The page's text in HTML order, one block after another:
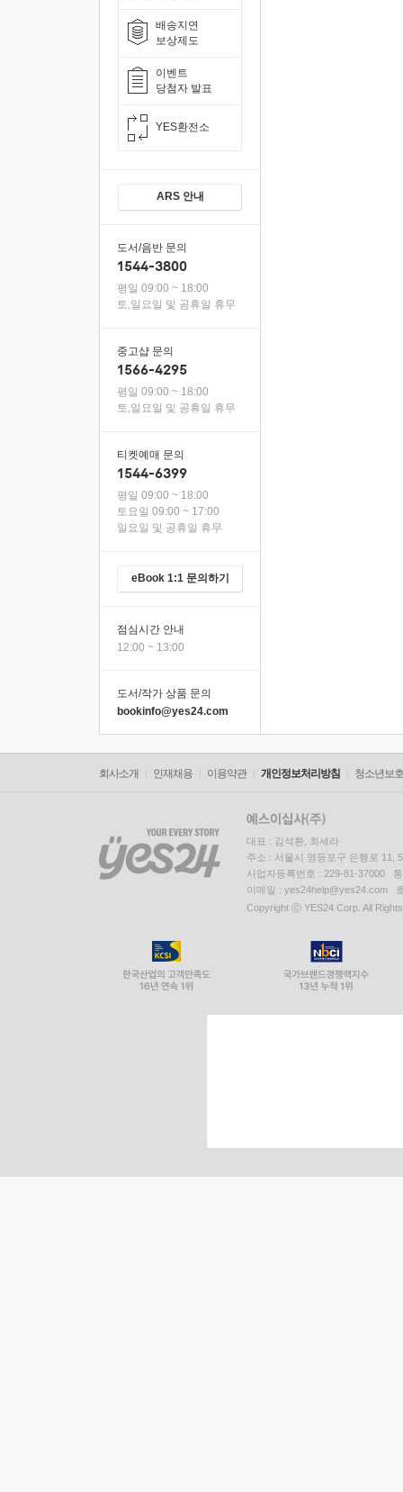
배송지연
보상제도
이벤트
당첨자 발표
YES환전소
ARS 안내
도서/음반 문의
1544-3800
평일 09:00 ~ 18:00
토,일요일 및 공휴일 휴무
중고샵 문의
1566-4295
평일 09:00 ~ 18:00
토,일요일 및 공휴일 휴무
티켓예매 문의
1544-6399
평일 09:00 ~ 18:00
토요일 09:00 ~ 17:00
일요일 및 공휴일 휴무
eBook 1:1 문의하기
점심시간 안내
12:00 ~ 13:00
도서/작가 상품 문의
bookinfo@yes24.com
회사소개 인재채용 이용약관 개인정보처리방침 청소년보
대표 : 김석환, 최세라
주소 : 서울시 영등포구 은행로 11,
사업자등록번호 : 229-81-37000
이메일 : yes24help@yes24.com
Copyright ⓒ YES24 Corp. All